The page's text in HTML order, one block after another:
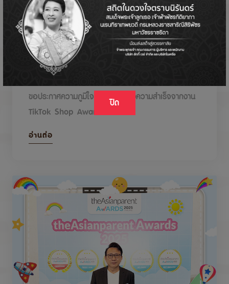
ปิด
DODOLOVE รับรางวัลในงาน TikTok Shop
Awards 2026
ขอประกาศความภูมิใจกับรางวัลแห่งความสำเร็จจากงาน
TikTok Shop Awards 2026
อ่านต่อ